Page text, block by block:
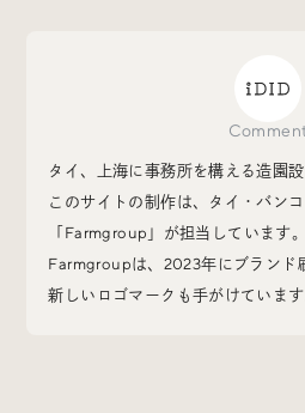
今日のブクマ
iDIDメディア編集部メンバーが
れを、ほぼ毎日1つずつ紹介して
Comment
タイ、上海に事務所を構える造園
このサイトの制作は、タイ・バン
「Farmgroup」が担当しています。
Farmgroupは、2023年にブランド
新しいロゴマークも手がけています